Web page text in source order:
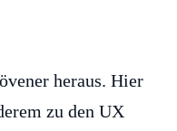
heraus. Hier
zu den UX